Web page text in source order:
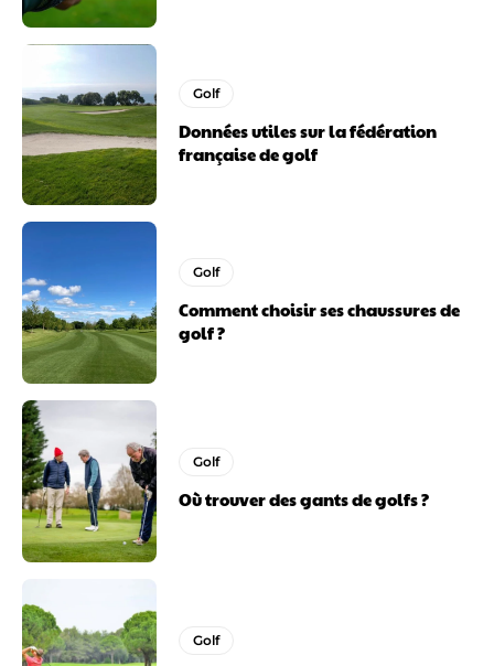
Golf
Données utiles sur la fédération
française de golf
Golf
Comment choisir ses chaussures de
golf ?
Golf
Où trouver des gants de golfs ?
Golf